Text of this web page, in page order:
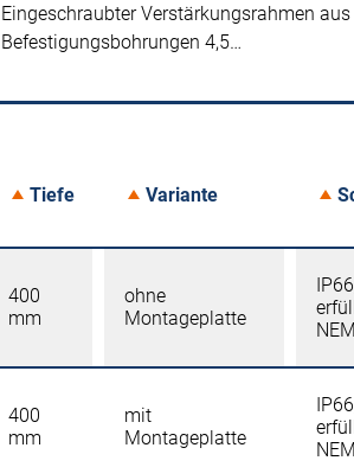
Eingeschraubter Verstärkungsrahmen
Befestigungsbohrungen 4,5…
Tiefe Variante
400
mm
ohne
Montageplatte
400
mm
mit
Montageplatte